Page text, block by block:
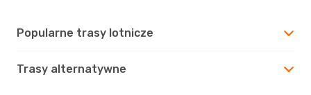
Popularne trasy lotnicze
Trasy alternatywne